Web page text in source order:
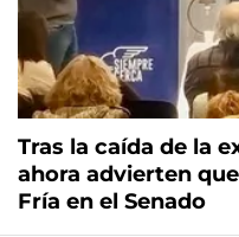
Tras la caída de la
ahora advierten
Fría en el Senado